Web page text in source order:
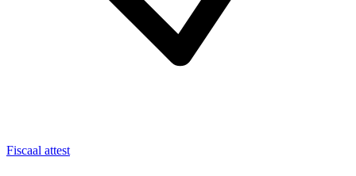
Fiscaal attest